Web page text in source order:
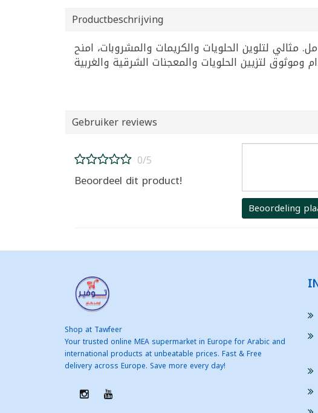
Productbeschrijving
أضف لمسة من المرح والحلاوة إلى أطباقك مع ملون الطعام الزهري من راينرز بحجم 28 مل. مثالي لتلوين الحلويات والكريمات والمشروبات، امنح
Gebruiker reviews
0/5
Beoordeel dit product!
Beoordeling
Shop at Tawfeer
Your trusted online MEA supermarket in Europe for Arabic and
international products at unbeatable prices. Fast & Free
delivery across Europe. Save more every day!